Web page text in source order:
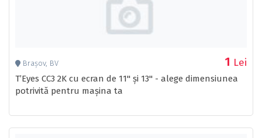
Brașov, BV 1 Lei
T’Eyes CC3 2K cu ecran de 11'' și 13'' - alege dimensiunea
potrivită pentru mașina ta